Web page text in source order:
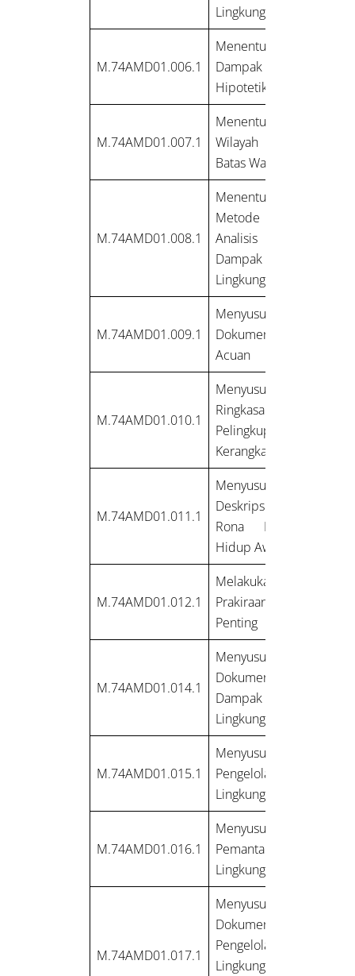
Lingkungan
M.74AMD01.006.1
Menentukan
Dampak Penting
Hipotetik
M.74AMD01.007.1
Menentukan Batas
Wilayah Studi dan
Batas Waktu Kajian
M.74AMD01.008.1
Menentukan
Metode Studi
Analisis Mengenai
Dampak
Lingkungan
M.74AMD01.009.1
Menyusun
Dokumen Kerangka
Acuan
M.74AMD01.010.1
Menyusun
Ringkasan Hasil
Pelingkupan
Kerangka Acuan
M.74AMD01.011.1
Menyusun
Deskripsi Rinci
Rona Lingkungan
Hidup Awal
M.74AMD01.012.1
Melakukan
Prakiraan Dampak
Penting
M.74AMD01.014.1
Menyusun
Dokumen Analisis
Dampak
Lingkungan
M.74AMD01.015.1
Menyusun Rencana
Pengelolaan
Lingkungan Hid
M.74AMD01.016.1
Menyusun Rencana
Pemantauan
Lingkungan Hidup
M.74AMD01.017.1
Menyusun
Dokumen Rencana
Pengelolaan
LingkunganRencana